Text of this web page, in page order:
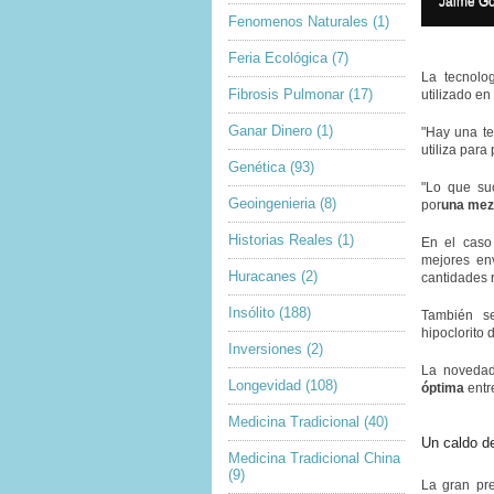
Fenomenos Naturales (1)
Feria Ecológica (7)
Fibrosis Pulmonar (17)
Ganar Dinero (1)
Genética (93)
Geoingenieria (8)
Historias Reales (1)
Huracanes (2)
Insólito (188)
Inversiones (2)
Longevidad (108)
Medicina Tradicional (40)
Medicina Tradicional China
(9)
e
p
y
i
g
t
a
g
a
p
i
o
La
utilizado en
"Hay una
utiliza para
"Lo que
poruna
En el
mejores
cantidades
También
hipoclorito
La
óptima
Un caldo
La gran